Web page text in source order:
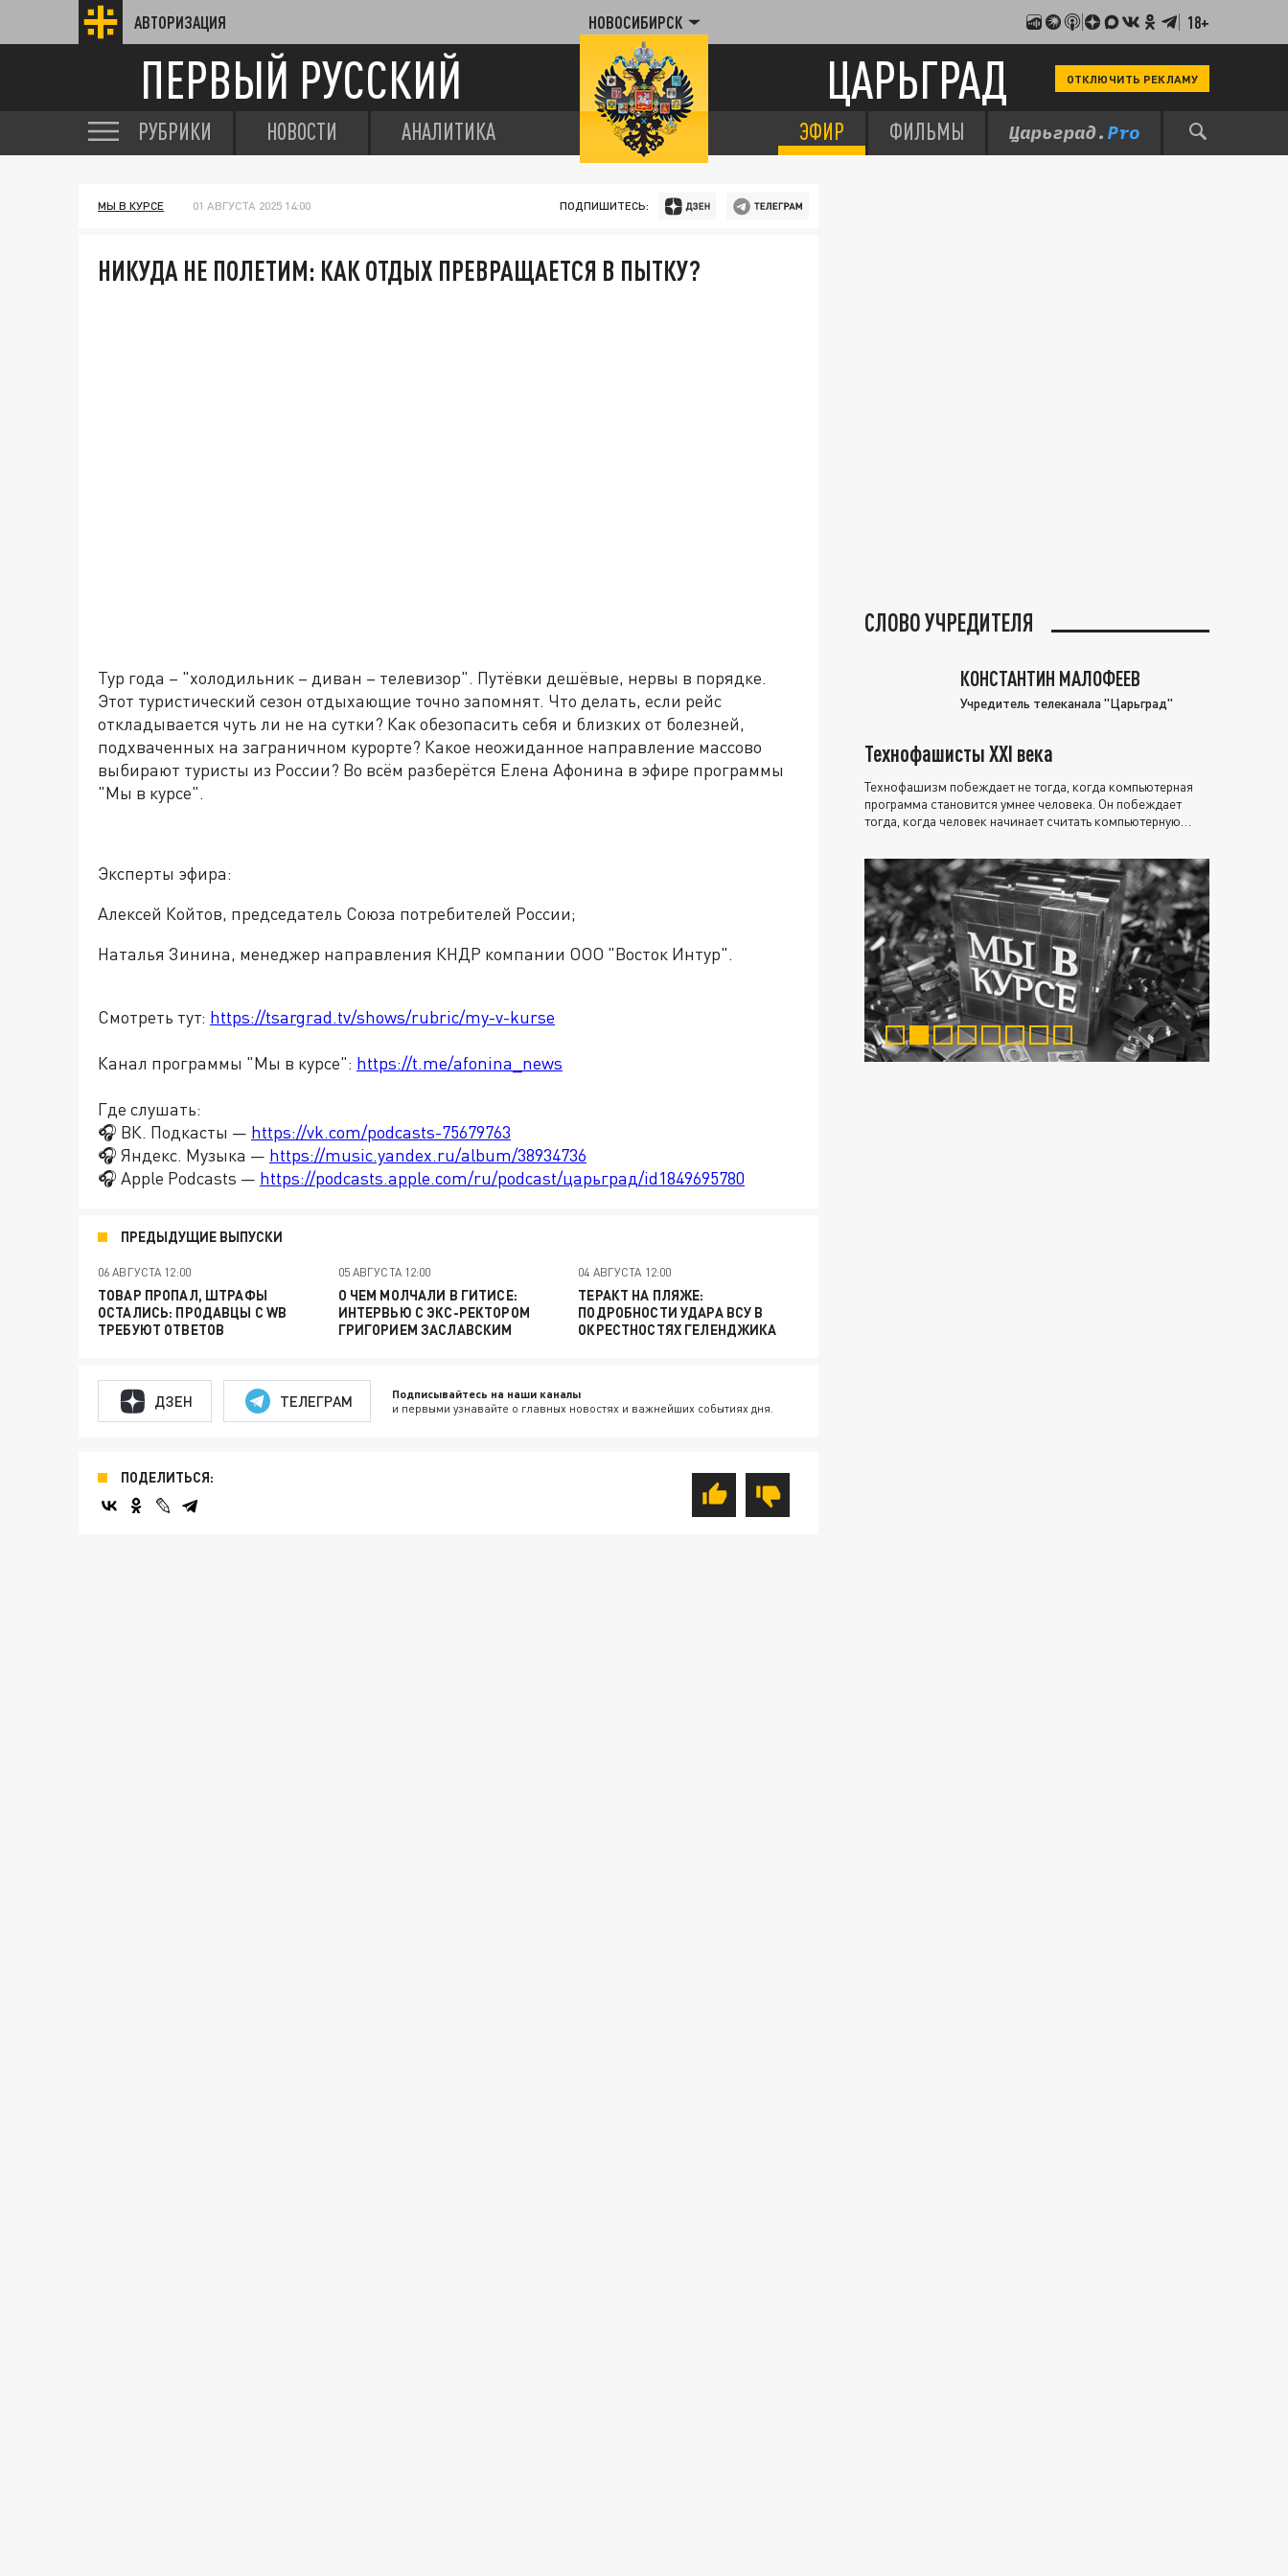
АВТОРИЗАЦИЯ НОВОСИБИРСК 18+
ПЕРВЫЙ РУССКИЙ ЦАРЬГРАД ОТКЛЮЧИТЬ РЕКЛАМУ
РУБРИКИ НОВОСТИ АНАЛИТИКА ЭФИР ФИЛЬМЫ
МЫ В КУРСЕ 01 АВГУСТА 2025 14:00 ПОДПИШИТЕСЬ:
НИКУДА НЕ ПОЛЕТИМ: КАК ОТДЫХ ПРЕВРАЩАЕТСЯ В ПЫТКУ?
Тур года – "холодильник – диван – телевизор". Путёвки дешёвые, нервы в порядке.
Этот туристический сезон отдыхающие точно запомнят. Что делать, если рейс
откладывается чуть ли не на сутки? Как обезопасить себя и близких от болезней,
подхваченных на заграничном курорте? Какое неожиданное направление массово
выбирают туристы из России? Во всём разберётся Елена Афонина в эфире программы
"Мы в курсе".
Эксперты эфира:
Алексей Койтов, председатель Союза потребителей России;
Наталья Зинина, менеджер направления КНДР компании ООО "Восток Интур".
Смотреть тут: https://tsargrad.tv/shows/rubric/my-v-kurse
Канал программы "Мы в курсе": https://t.me/afonina_news
Где слушать:
🎧 ВК. Подкасты — https://vk.com/podcasts-75679763
🎧 Яндекс. Музыка — https://music.yandex.ru/album/38934736
🎧 Apple Podcasts — https://podcasts.apple.com/ru/podcast/царьград/id1849695780
ПРЕДЫДУЩИЕ ВЫПУСКИ
06 АВГУСТА 12:00
ТОВАР ПРОПАЛ, ШТРАФЫ
ОСТАЛИСЬ: ПРОДАВЦЫ С WB
ТРЕБУЮТ ОТВЕТОВ
05 АВГУСТА 12:00
О ЧЕМ МОЛЧАЛИ В ГИТИСЕ:
ИНТЕРВЬЮ С ЭКС-РЕКТОРОМ
ГРИГОРИЕМ ЗАСЛАВСКИМ
04 АВГУСТА 12:00
ТЕРАКТ НА ПЛЯЖЕ:
ПОДРОБНОСТИ УДАРА ВСУ В
ОКРЕСТНОСТЯХ ГЕЛЕНДЖИКА
ДЗЕН ТЕЛЕГРАМ Подписывайтесь на наши каналы
и первыми узнавайте о главных новостях и важнейших событиях дня.
ПОДЕЛИТЬСЯ:
СЛОВО УЧРЕДИТЕЛЯ
КОНСТАНТИН МАЛОФЕЕВ
Учредитель телеканала "Царьград"
Технофашисты XXI века
Технофашизм побеждает не тогда, когда компьютерная
программа становится умнее человека. Он побеждает
тогда, когда человек начинает считать компьютерную